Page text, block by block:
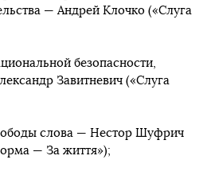
— Андрей Клочко («Слуга
безопасности,
Завитневич («Слуга
слова — Нестор Шуфрич
— За життя»);